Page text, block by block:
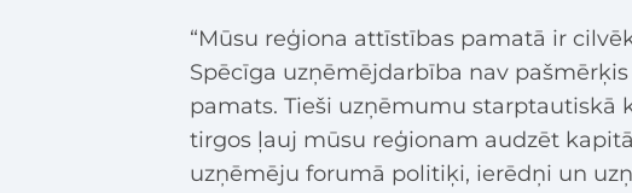
“Mūsu reģiona attīstības pamatā ir
Spēcīga uzņēmējdarbība nav
pamats. Tieši uzņēmumu
tirgos ļauj mūsu reģionam audzēt
uzņēmēju forumā politiķi, ierēdņi un